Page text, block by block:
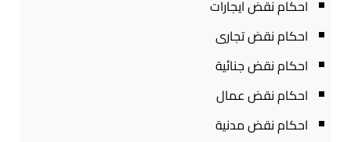
احكام نقض ايجارات
احكام نقض تجارى
احكام نقض جنائية
احكام نقض عمال
احكام نقض مدنية